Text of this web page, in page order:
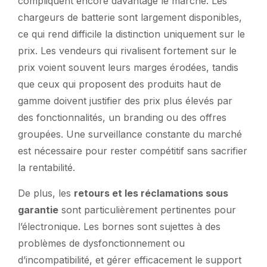
chargeurs de batterie sont largement disponibles,
ce qui rend difficile la distinction uniquement sur le
prix. Les vendeurs qui rivalisent fortement sur le
prix voient souvent leurs marges érodées, tandis
que ceux qui proposent des produits haut de
gamme doivent justifier des prix plus élevés par
des fonctionnalités, un branding ou des offres
groupées. Une surveillance constante du marché
est nécessaire pour rester compétitif sans sacrifier
la rentabilité.
De plus, les retours et les réclamations sous
garantie sont particulièrement pertinentes pour
l’électronique. Les bornes sont sujettes à des
problèmes de dysfonctionnement ou
d’incompatibilité, et gérer efficacement le support